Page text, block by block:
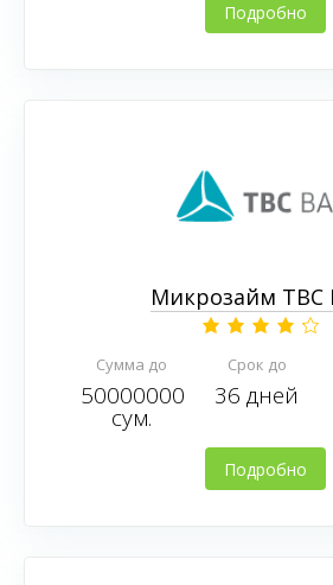
Подробно
Микрозайм TBC
Сумма до
50000000
сум.
Срок до
36 дней
Подробно